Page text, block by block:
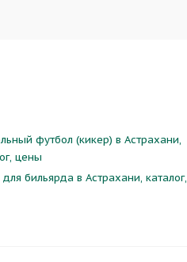
футбол (кикер) в Астрахани,
цены
бильярда в Астрахани, каталог,